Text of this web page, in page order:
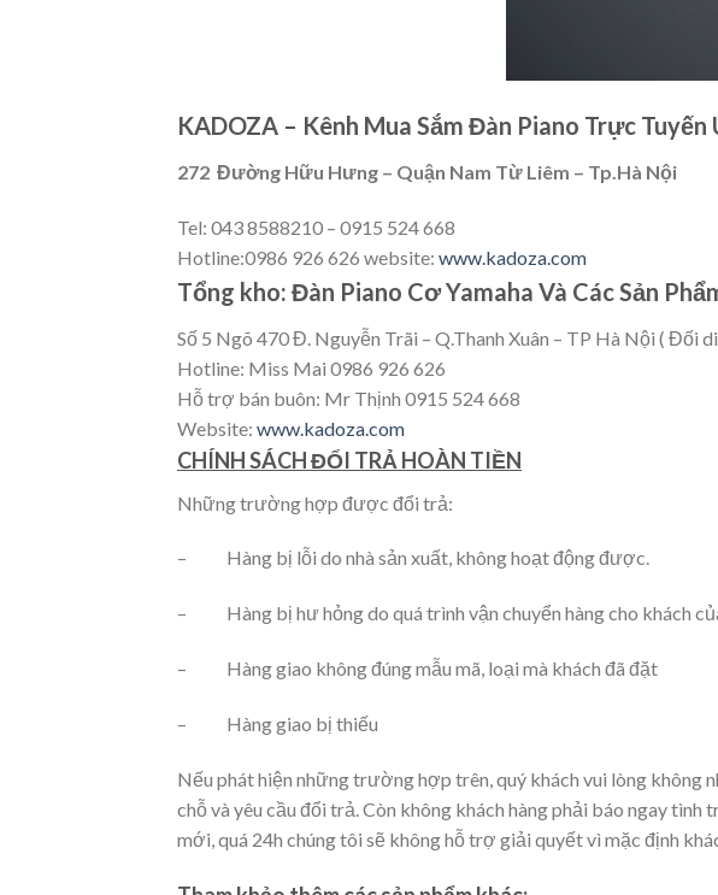
KADOZA – Kênh Mua Sắm Đàn Piano Trực
272 Đường Hữu Hưng – Quận Nam Từ Liêm – Tp.Hà Nội
Tel: 043 8588210 – 0915 524 668
Hotline:0986 926 626 website: www.kadoza.com
Tổng kho: Đàn Piano Cơ Yamaha Và Các Sản
Số 5 Ngõ 470 Đ. Nguyễn Trãi – Q.Thanh Xuân – TP Hà Nội (
Hotline: Miss Mai 0986 926 626
Hỗ trợ bán buôn: Mr Thịnh 0915 524 668
Website: www.kadoza.com
CHÍNH SÁCH ĐỔI TRẢ HOÀN TIỀN
Những trường hợp được đổi trả:
– Hàng bị lỗi do nhà sản xuất, không hoạt động được.
– Hàng bị hư hỏng do quá trình vận chuyển hàng cho khách
– Hàng giao không đúng mẫu mã, loại mà khách đã đặt
– Hàng giao bị thiếu
Nếu phát hiện những trường hợp trên, quý khách vui lòng không
chỗ và yêu cầu đổi trả. Còn không khách hàng phải báo ngay
mới, quá 24h chúng tôi sẽ không hỗ trợ giải quyết vì mặc định